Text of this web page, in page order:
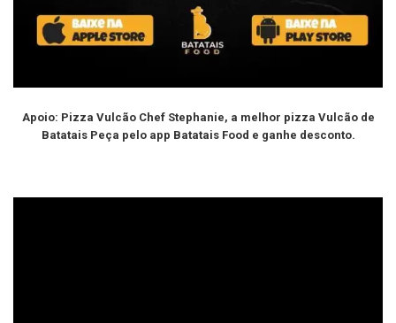
Apoio: Pizza Vulcão Chef Stephanie, a melhor pizza Vulcão de
Batatais Peça pelo app Batatais Food e ganhe desconto.